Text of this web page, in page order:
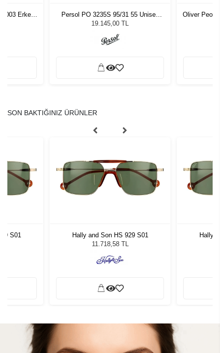
Erkek
Persol PO 3235S 95/31 55 Unisex
Güneş Gözlüğü
19.145,00 TL
Oliver
SON BAKTIĞINIZ ÜRÜNLER
S01
Hally and Son HS 929 S01
11.718,58 TL
Hally